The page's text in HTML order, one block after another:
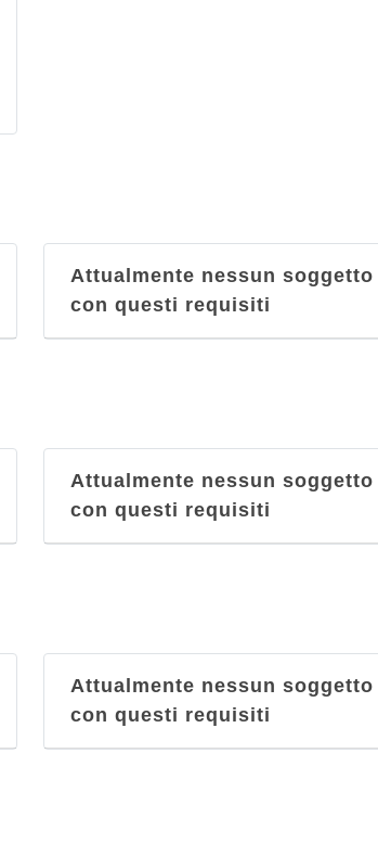
Attualmente nessun soggetto
con questi requisiti
Attualmente nessun soggetto
con questi requisiti
Attualmente nessun soggetto
con questi requisiti